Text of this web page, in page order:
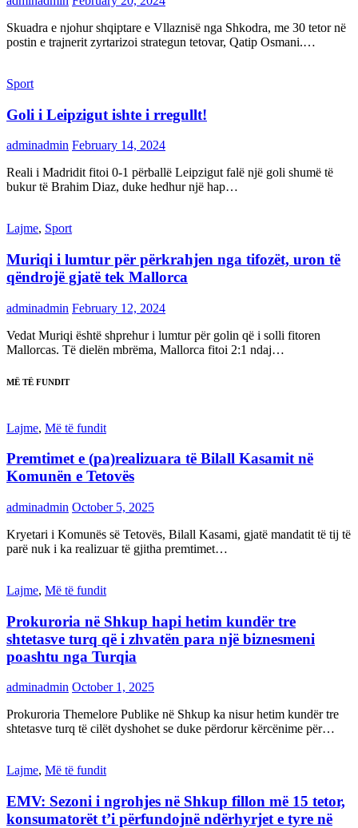
Skuadra e njohur shqiptare e Vllaznisë nga Shkodra, me 30 tetor në
postin e trajnerit zyrtarizoi strategun tetovar, Qatip Osmani.…
Sport
Goli i Leipzigut ishte i rregullt!
adminadmin February 14, 2024
Reali i Madridit fitoi 0-1 përballë Leipzigut falë një goli shumë të
bukur të Brahim Diaz, duke hedhur një hap…
Lajme, Sport
Muriqi i lumtur për përkrahjen nga tifozët, uron të
qëndrojë gjatë tek Mallorca
adminadmin February 12, 2024
Vedat Muriqi është shprehur i lumtur për golin që i solli fitoren
Mallorcas. Të dielën mbrëma, Mallorca fitoi 2:1 ndaj…
MË TË FUNDIT
Lajme, Më të fundit
Premtimet e (pa)realizuara të Bilall Kasamit në
Komunën e Tetovës
adminadmin October 5, 2025
Kryetari i Komunës së Tetovës, Bilall Kasami, gjatë mandatit të tij të
parë nuk i ka realizuar të gjitha premtimet…
Lajme, Më të fundit
Prokuroria në Shkup hapi hetim kundër tre
shtetasve turq që i zhvatën para një biznesmeni
poashtu nga Turqia
adminadmin October 1, 2025
Prokuroria Themelore Publike në Shkup ka nisur hetim kundër tre
shtetasve turq të cilët dyshohet se duke përdorur kërcënime për…
Lajme, Më të fundit
EMV: Sezoni i ngrohjes në Shkup fillon më 15 tetor,
konsumatorët t’i përfundojnë ndërhyrjet e tyre në